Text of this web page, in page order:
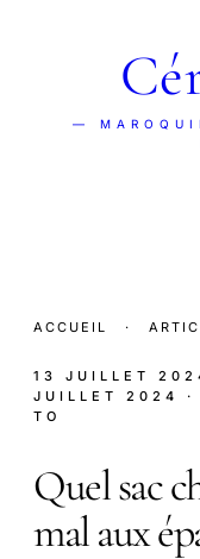
—
ACCUEIL ·
13 JUILLET
JUILLET 2024
TO
Quel sac
mal aux